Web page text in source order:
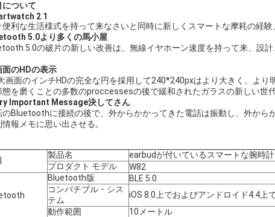
について
2 1
便利な生活様式を持って来なさいと同時に新しくスマートな摩耗の経
5.0より多くの馬小屋
5.0の破片の新しい改善は、無線イヤホーン速度を持って来、設
面のHDの表示
画面のインチHDの完全な円を採用して240*240pxはより大きく、よ
態を磨くことの多数のproccessesの後で緩和されたガラスの新しい世
Important Message決してさん
のBluetoothに接続の後で、外からかかってきた電話は振動し、外から
報メモに思い出させる。
製品名
earbudが付いているスマートな腕時計
プロダクト モデル
W82
Bluetooth版
BLE 5.0
コンパチブル・シス
テム
iOS 8.0上でおよびアンドロイド4.4上
動作範囲
10メートル